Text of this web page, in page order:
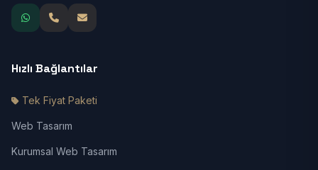
Hızlı Bağlantılar
Tek Fiyat Paketi
Web Tasarım
Kurumsal Web Tasarım